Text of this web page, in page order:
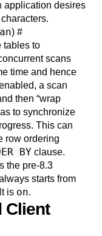
application desires
) #
tables to
scans
time and hence
a scan
then “wrap
to synchronize
This can
row ordering
BY clause.
the pre-8.3
starts from
is on.
Client